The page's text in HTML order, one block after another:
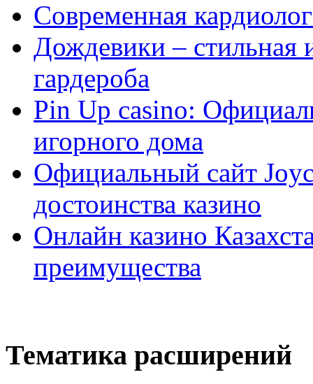
Современная
Дождевики – стильная
гардероба
Pin Up casino:
игорного дома
Официальный сайт
достоинства казино
Онлайн казино
преимущества
Тематика расширений